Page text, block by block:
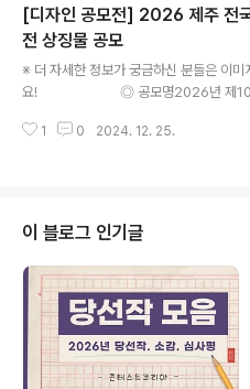
담당자 이메일
제보해 주시면감사한 마음을 담아 관심있
가 되도록 업데이트 하겠습니다.​감사합니
공모전 정보는 주최사의 사정에 의해 내용
합니다. 공모전명주최/주관참가대상접수
[디자인 공모전] 2026 제주 전
전 상징물 공모
※ 더 자세한 정보가 궁금하신 분들은 이미
요! ◎ 공모명2026년 제107
4. 12. 11.(수) ～ 2025. 2. 7.(금) [59일
고려하여 함축적으로 표현○ 전국체육대회
체력, 알찬 단결, 빛나는 전진)와 전국장애
표어(다함께! 굳세게! 끝까지!) 반영○ 전
국장애인체육대회를 통한 전 국민 화합과
위기 등을 표현하는 상징성 내포 ..
1 0 2024. 12. 25.
이 블로그 인기글